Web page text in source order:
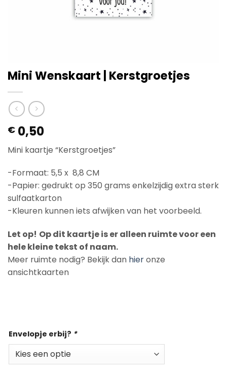
Mini Wenskaart | Kerstgroetjes
€ 0,50
Mini kaartje “Kerstgroetjes”
-Formaat: 5,5 x 8,8 CM
-Papier: gedrukt op 350 grams enkelzijdig extra sterk
sulfaatkarton
-Kleuren kunnen iets afwijken van het voorbeeld.
Let op! Op dit kaartje is er alleen ruimte voor een
hele kleine tekst of naam.
Meer ruimte nodig? Bekijk dan hieronze
ansichtkaarten
Envelopje erbij? *